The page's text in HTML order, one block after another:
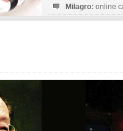
Milagro: online